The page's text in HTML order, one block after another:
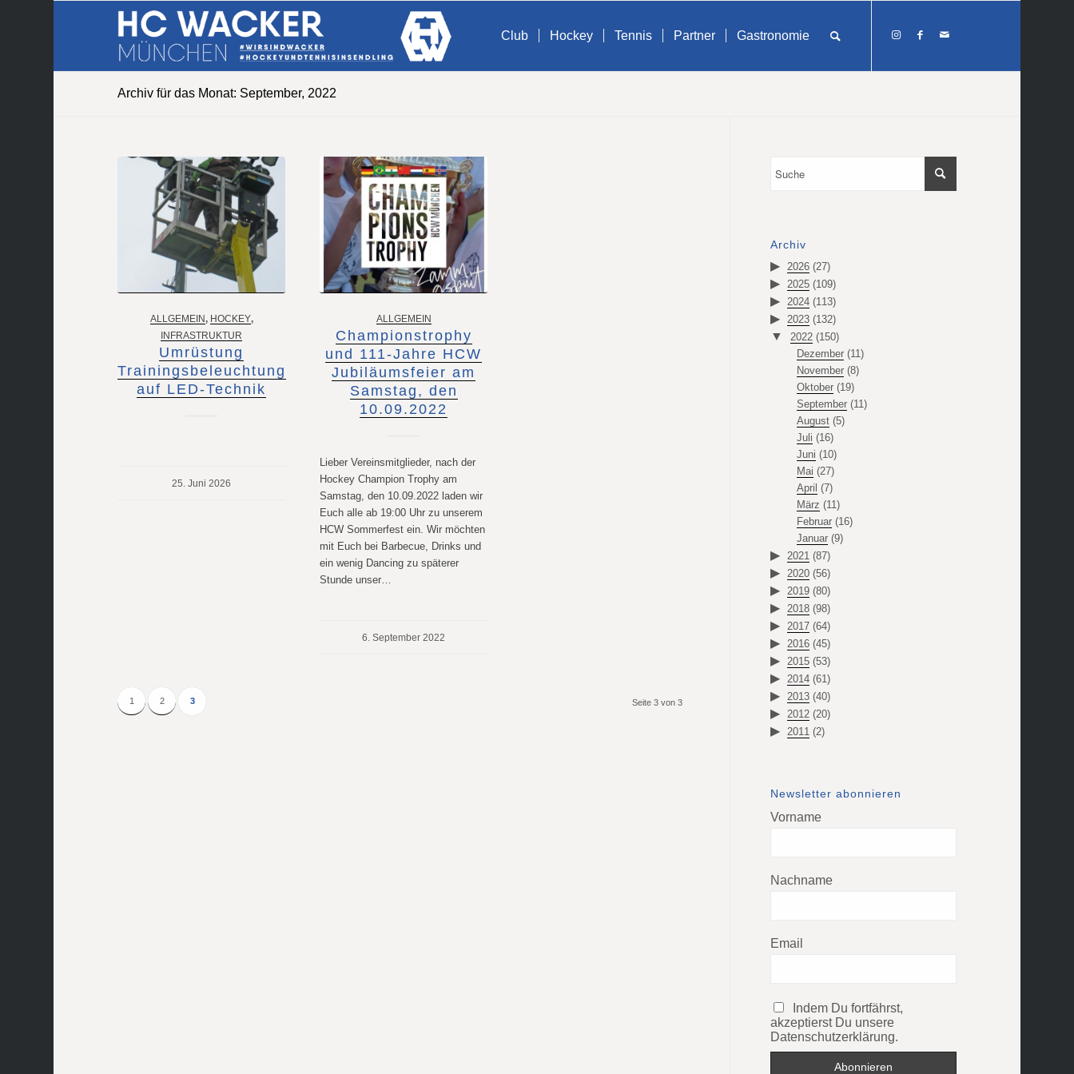
Club Hockey Tennis Partner Gastronomie
Archiv für das Monat: September, 2022
ALLGEMEIN, HOCKEY,
INFRASTRUKTUR
Umrüstung
Trainingsbeleuchtung
auf LED-Technik
25. Juni 2026
ALLGEMEIN
Championstrophy
und 111-Jahre HCW
Jubiläumsfeier am
Samstag, den
10.09.2022
Lieber Vereinsmitglieder, nach der
Hockey Champion Trophy am
Samstag, den 10.09.2022 laden wir
Euch alle ab 19:00 Uhr zu unserem
HCW Sommerfest ein. Wir möchten
mit Euch bei Barbecue, Drinks und
ein wenig Dancing zu späterer
Stunde unser…
6. September 2022
Seite 3 von 3
1 2 3
Archiv
2026 (27)
2025 (109)
2024 (113)
2023 (132)
2022 (150)
Dezember(11)
November(8)
Oktober(19)
September(11)
August(5)
Juli (16)
Juni (10)
Mai (27)
April (7)
März (11)
Februar(16)
Januar(9)
2021 (87)
2020 (56)
2019 (80)
2018 (98)
2017 (64)
2016 (45)
2015 (53)
2014 (61)
2013 (40)
2012 (20)
2011 (2)
Newsletter abonnieren
Vorname
Nachname
Email
Indem Du fortfährst,
akzeptierst Du unsere
Datenschutzerklärung.